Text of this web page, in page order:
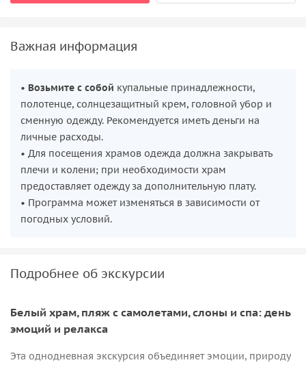
Важная информация
• Возьмите с собой купальные принадлежности,
полотенце, солнцезащитный крем, головной убор и
сменную одежду. Рекомендуется иметь деньги на
личные расходы.
• Для посещения храмов одежда должна закрывать
плечи и колени; при необходимости храм
предоставляет одежду за дополнительную плату.
• Программа может изменяться в зависимости от
погодных условий.
Подробнее об экскурсии
Белый храм, пляж с самолетами, слоны и спа: день
эмоций и релакса
Эта однодневная экскурсия объединяет эмоции, природу